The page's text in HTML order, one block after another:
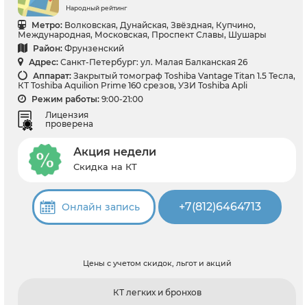
Народный рейтинг
Метро: Волковская, Дунайская, Звёздная, Купчино,
Международная, Московская, Проспект Славы, Шушары
Район: Фрунзенский
Адрес: Санкт-Петербург: ул. Малая Балканская 26
Аппарат: Закрытый томограф Toshiba Vantage Titan 1.5 Тесла,
КТ Toshiba Aquilion Prime 160 срезов, УЗИ Toshiba Apli
Режим работы: 9:00-21:00
Лицензия
проверена
Акция недели
Скидка на КТ
Онлайн запись +7(812)6464713
Цены с учетом скидок, льгот и акций
КТ легких и бронхов